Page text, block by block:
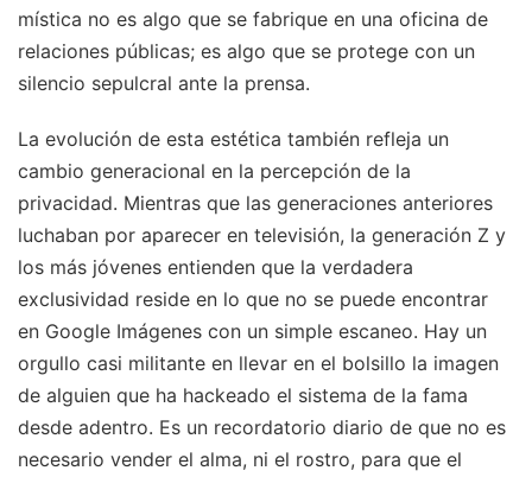
mística no es algo que se fabrique en una oficina de
relaciones públicas; es algo que se protege con un
silencio sepulcral ante la prensa.
La evolución de esta estética también refleja un
cambio generacional en la percepción de la
privacidad. Mientras que las generaciones anteriores
luchaban por aparecer en televisión, la generación Z y
los más jóvenes entienden que la verdadera
exclusividad reside en lo que no se puede encontrar
en Google Imágenes con un simple escaneo. Hay un
orgullo casi militante en llevar en el bolsillo la imagen
de alguien que ha hackeado el sistema de la fama
desde adentro. Es un recordatorio diario de que no es
necesario vender el alma, ni el rostro, para que el